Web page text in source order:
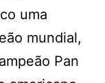
uma
mundial,
Pan